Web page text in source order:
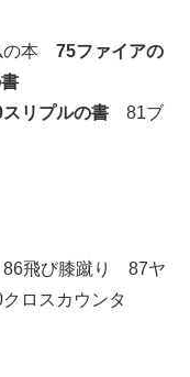
の本 75ファイアの
リプルの書 81ブ
飛び膝蹴り 87ヤ
ロスカウンタ